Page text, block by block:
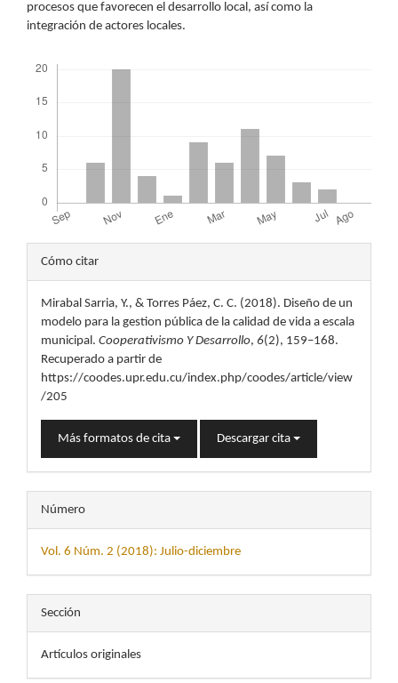
procesos que favorecen el desarrollo local, así como la
integración de actores locales.
Detalles
del
artículo
Cómo citar
Mirabal Sarria, Y., & Torres Páez, C. C. (2018). Diseño de un
modelo para la gestion pública de la calidad de vida a escala
municipal. Cooperativismo Y Desarrollo, 6(2), 159–168.
Recuperado a partir de
https://coodes.upr.edu.cu/index.php/coodes/article/view
/205
Más formatos de cita Descargar cita
Número
Vol. 6 Núm. 2 (2018): Julio-diciembre
Sección
Artículos originales